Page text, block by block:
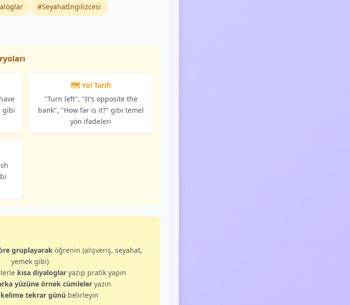
#Seyahatİngilizcesi
gibi
🗺️ Yol Tarifi
"Turn left", "It's opposite the
bank", "How far is it?" gibi temel
yön ifadeleri
gruplayaraköğrenin (alışveriş, seyahat,
yemek gibi)
kısa diyaloglaryazıp pratik yapın
yüzüne örnek cümleleryazın
kelime tekrar günü belirleyin